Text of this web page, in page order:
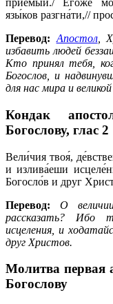
прие́мый./ Его́же
язы́ков разгна́ти,//
Перевод: Апостол,
избавить людей
Кто принял тебя,
Богослов, и
для нас мира и
Кондак
Богослову, глас 2
Вели́чия твоя́,
и излива́еши
Богосло́в и друг
Перевод:
О
рассказать? Ибо
исцеления, и
друг Христов.
Молитва первая
Богослову